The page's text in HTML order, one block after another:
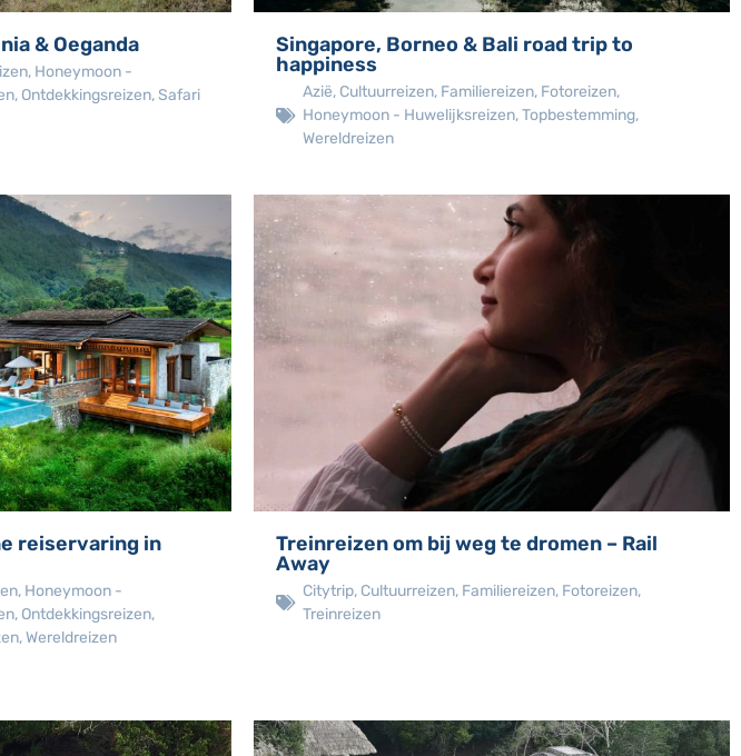
& Oeganda
, Honeymoon -
, Ontdekkingsreizen,Safari
Singapore, Borneo & Bali road trip to
happiness
Azië, Cultuurreizen, Familiereizen, Fotoreizen,
Honeymoon - Huwelijksreizen,Topbestemming,
Wereldreizen
reiservaring in
, Honeymoon -
, Ontdekkingsreizen,
,Wereldreizen
Treinreizen om bij weg te dromen – Rail
Away
Citytrip, Cultuurreizen, Familiereizen, Fotoreizen,
Treinreizen